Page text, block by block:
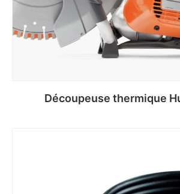
Découpeuse thermique